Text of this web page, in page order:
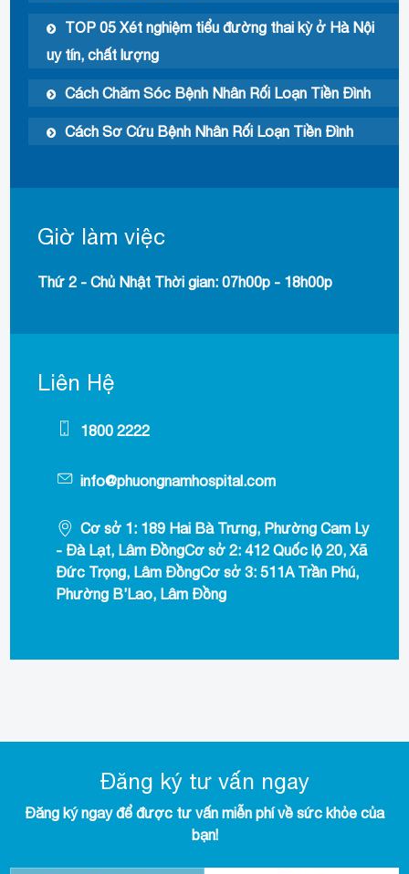
TOP 05 Xét nghiệm tiểu đường thai kỳ ở Hà Nội
uy tín, chất lượng
Cách Chăm Sóc Bệnh Nhân Rối Loạn Tiền Đình
Cách Sơ Cứu Bệnh Nhân Rối Loạn Tiền Đình
Giờ làm việc
Thứ 2 - Chủ Nhật Thời gian: 07h00p - 18h00p
Liên Hệ
1800 2222
info@phuongnamhospital.com
Cơ sở 1: 189 Hai Bà Trưng, Phường Cam Ly
- Đà Lạt, Lâm ĐồngCơ sở 2: 412 Quốc lộ 20, Xã
Đức Trọng, Lâm ĐồngCơ sở 3: 511A Trần Phú,
Phường B’Lao, Lâm Đồng
Đăng ký tư vấn ngay
Đăng ký ngay để được tư vấn miễn phí về sức khỏe của
bạn!